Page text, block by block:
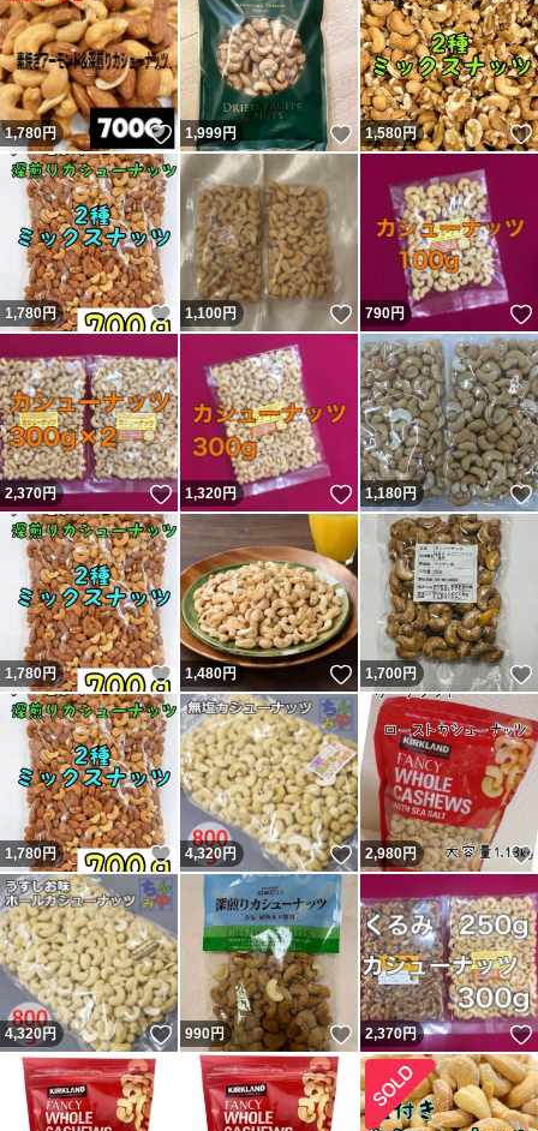
1,780円 いいね！
1,999円 いいね！
1,580円
1,780円 いいね！
1,100円 いいね！
790円
2,370円 いいね！
1,320円 いいね！
1,180円
1,780円 いいね！
1,480円 いいね！
1,700円
1,780円 いいね！
4,320円 いいね！
2,980円
4,320円 いいね！
990円 いいね！
2,370円